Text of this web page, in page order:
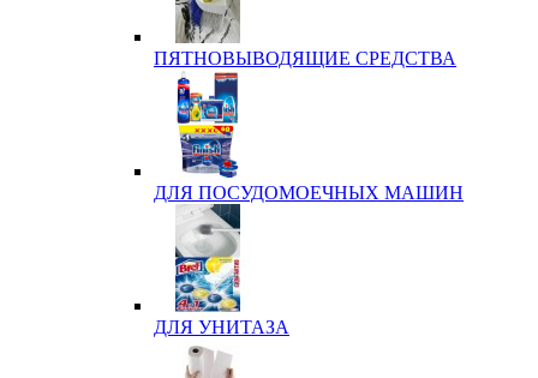
ПЯТНОВЫВОДЯЩИЕ СРЕДСТВА
ДЛЯ ПОСУДОМОЕЧНЫХ МАШИН
ДЛЯ УНИТАЗА